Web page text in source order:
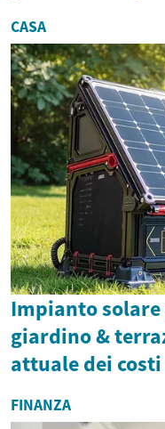
CASA
Impianto
giardino &
attuale dei costi
FINANZA